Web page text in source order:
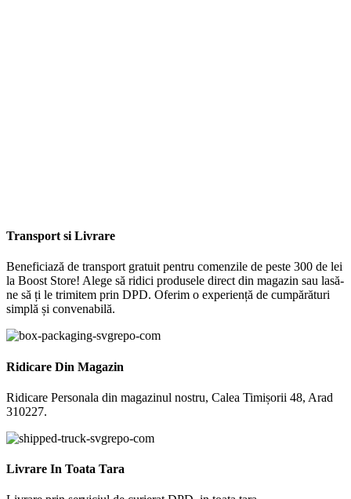
Transport si Livrare
Beneficiază de transport gratuit pentru comenzile de peste 300 de lei
la Boost Store! Alege să ridici produsele direct din magazin sau lasă-
ne să ți le trimitem prin DPD. Oferim o experiență de cumpărături
simplă și convenabilă.
Ridicare Din Magazin
Ridicare Personala din magazinul nostru, Calea Timișorii 48, Arad
310227.
Livrare In Toata Tara